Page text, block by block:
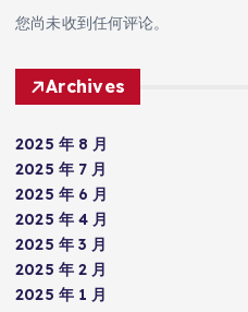
您尚未收到任何评论。
Archives
2025 年 8 月
2025 年 7 月
2025 年 6 月
2025 年 4 月
2025 年 3 月
2025 年 2 月
2025 年 1 月